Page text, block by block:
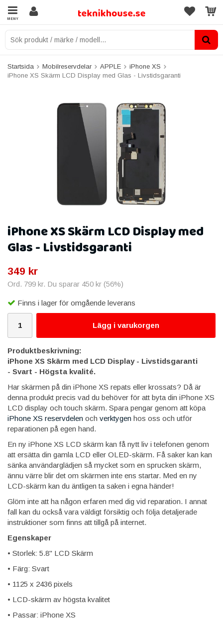
MENY
Startsida Mobilreservdelar APPLE
iPhone XS
iPhone XS Skärm LCD Display med Glas - Livstidsgaranti
iPhone XS Skärm LCD Display med
Glas - Livstidsgaranti
349 kr
Ord. 799 kr. Du sparar 450 kr (56%)
Finns i lager för omgående leverans
Lägg i varukorgen
Produktbeskrivning:
iPhone XS Skärm med LCD Display - Livstidsgaranti
- Svart - Högsta kvalité.
Har skärmen på din iPhone XS repats eller krossats? Då är
denna produkt precis vad du behöver för att byta din iPhone XS
LCD display och touch skärm. Spara pengar genom att köpa
iPhone XS reservdelen och verktygen hos oss och utför
reparationen på egen hand.
En ny iPhone XS LCD skärm kan få nytt liv i telefonen genom
att ersätta din gamla LCD eller OLED-skärm. Få saker kan kan
sänka användarglädjen så mycket som en sprucken skärm,
ännu värre blir det om skärmen inte ens startar. Med en ny
LCD-skärm kan du äntligen ta saken i egna händer!
Glöm inte att ha någon erfaren med dig vid reparation. I annat
fall kan du också vara väldigt försiktig och följa detaljerade
instruktioner som finns att tillgå på internet.
Egenskaper
• Storlek: 5.8" LCD Skärm
• Färg: Svart
• 1125 x 2436 pixels
• LCD-skärm av högsta kvalitet
• Passar: iPhone XS